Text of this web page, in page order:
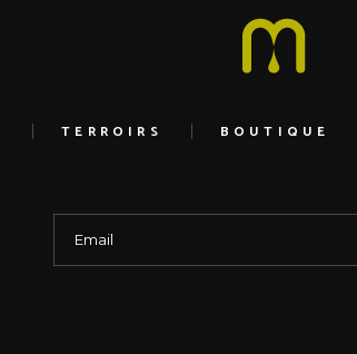
TERROIRS BOUTIQUE